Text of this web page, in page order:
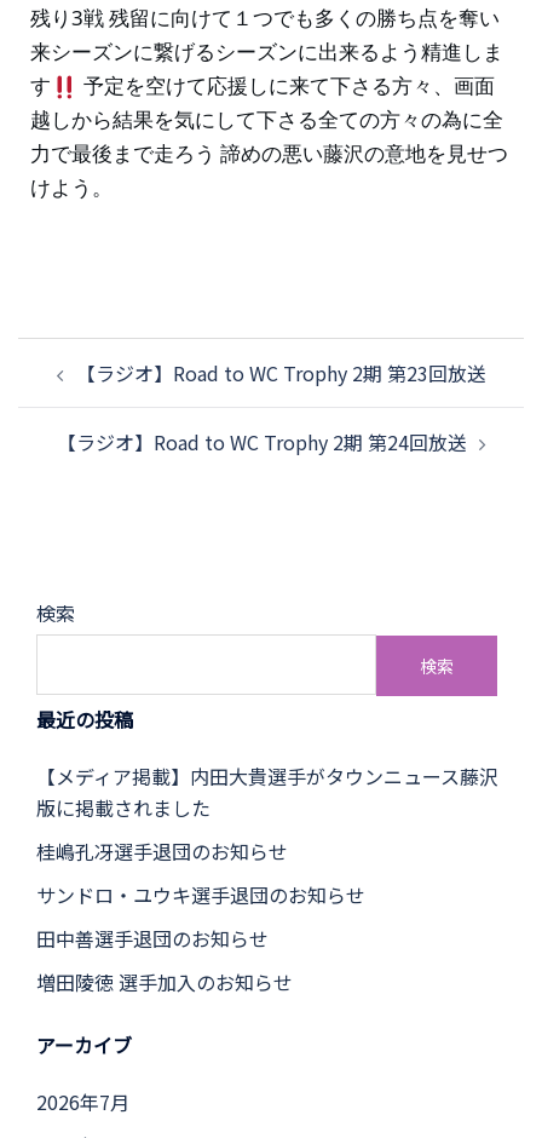
残り3戦 残留に向けて１つでも多くの勝ち点を奪い
来シーズンに繋げるシーズンに出来るよう精進しま
す
予定を空けて応援しに来て下さる方々、画面
越しから結果を気にして下さる全ての方々の為に全
力で最後まで走ろう 諦めの悪い藤沢の意地を見せつ
けよう。
【ラジオ】Road to WC Trophy 2期 第23回放送
【ラジオ】Road to WC Trophy 2期 第24回放送
検索
検索
最近の投稿
【メディア掲載】内田大貴選手がタウンニュース藤沢
版に掲載されました
桂嶋孔冴選手退団のお知らせ
サンドロ・ユウキ選手退団のお知らせ
田中善選手退団のお知らせ
増田陵徳 選手加入のお知らせ
アーカイブ
2026年7月